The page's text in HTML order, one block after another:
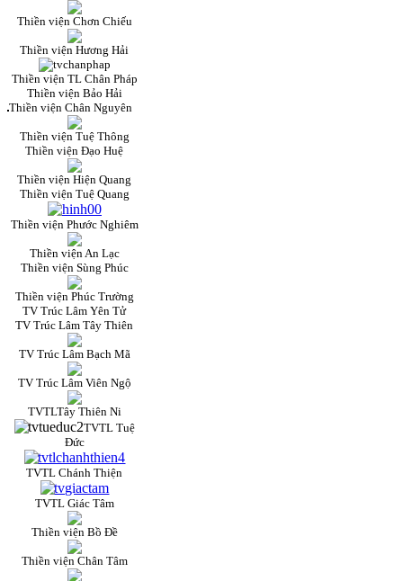
Thiền viện Chơn Chiếu
Thiền viện Hương Hải
Thiền viện TL Chân Pháp
Thiền viện Bảo Hải
Thiền viện Chân Nguyên
Thiền viện Tuệ Thông
Thiền viện Đạo Huệ
Thiền viện Hiện Quang
Thiền viện Tuệ Quang
Thiền viện Phước Nghiêm
Thiền viện An Lạc
Thiền viện Sùng Phúc
Thiền viện Phúc Trường
TV Trúc Lâm Yên Tử
TV Trúc Lâm Tây Thiên
TV Trúc Lâm Bạch Mã
TV Trúc Lâm Viên Ngộ
TVTLTây Thiên Ni
TVTL Tuệ
Đức
TVTL Chánh Thiện
TVTL Giác Tâm
Thiền viện Bồ Đề
Thiền viện Chân Tâm